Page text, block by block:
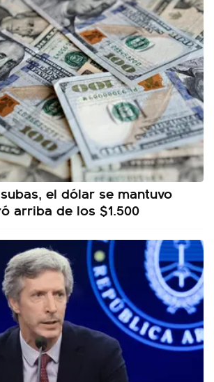
el dólar se mantuvo
arriba de los $1.500